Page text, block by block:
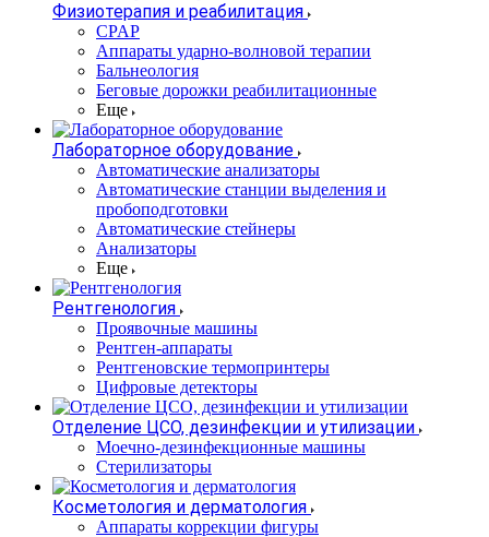
Физиотерапия и реабилитация
CPAP
Аппараты ударно-волновой терапии
Бальнеология
Беговые дорожки реабилитационные
Еще
Лабораторное оборудование
Автоматические анализаторы
Автоматические станции выделения и
пробоподготовки
Автоматические стейнеры
Анализаторы
Еще
Рентгенология
Проявочные машины
Рентген-аппараты
Рентгеновские термопринтеры
Цифровые детекторы
Отделение ЦСО, дезинфекции и утилизации
Моечно-дезинфекционные машины
Стерилизаторы
Косметология и дерматология
Аппараты коррекции фигуры